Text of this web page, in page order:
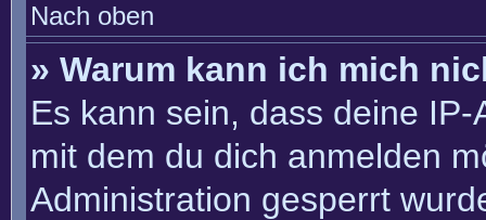
Nach oben
» Warum kann ich mich
Es kann sein, dass deine
mit dem du dich anmelden
Administration gesperrt